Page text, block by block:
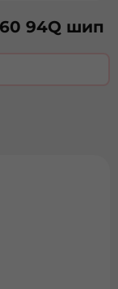
94Q шип